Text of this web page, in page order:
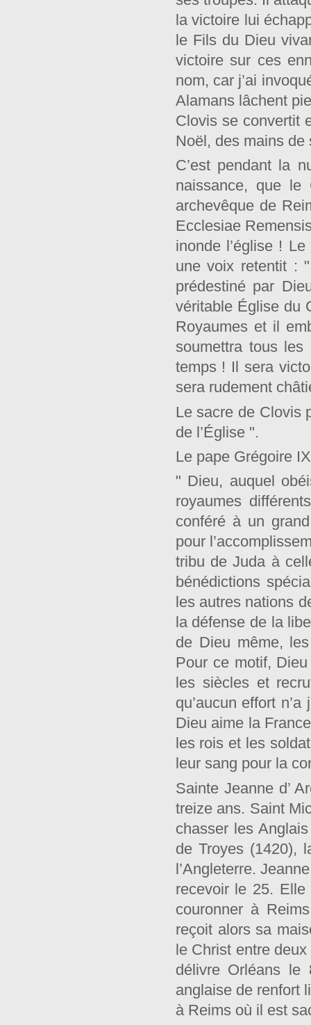
la victoire lui
le Fils du Dieu
victoire sur ces
nom, car j’ai
Alamans lâchent
Clovis se convertit
Noël, des mains
C’est pendant la
naissance, que le
archevêque de
Ecclesiae
inonde l’église !
une voix retentit :
prédestiné par
véritable Église du
Royaumes et il
soumettra tous
temps ! Il sera
sera rudement
Le sacre de Clovis
de l’Église ".
Le pape Grégoire
" Dieu, auquel
royaumes
conféré à un
pour
tribu de Juda à
bénédictions
les autres nations
la défense de la
de Dieu même,
Pour ce motif,
les siècles et
qu’aucun effort
Dieu aime la
les rois et les
leur sang pour la
Sainte Jeanne d’
treize ans. Saint
chasser les
de Troyes (1420),
l’Angleterre.
recevoir le 25.
couronner à
reçoit alors sa
le Christ entre
délivre Orléans
anglaise de renfort
à Reims où il est